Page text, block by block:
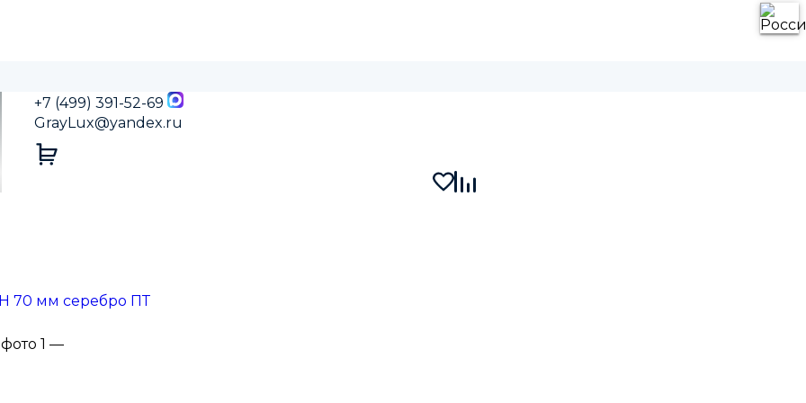
+7 (499) 391-52-69
GrayLux@yandex.ru
70 мм серебро ПТ